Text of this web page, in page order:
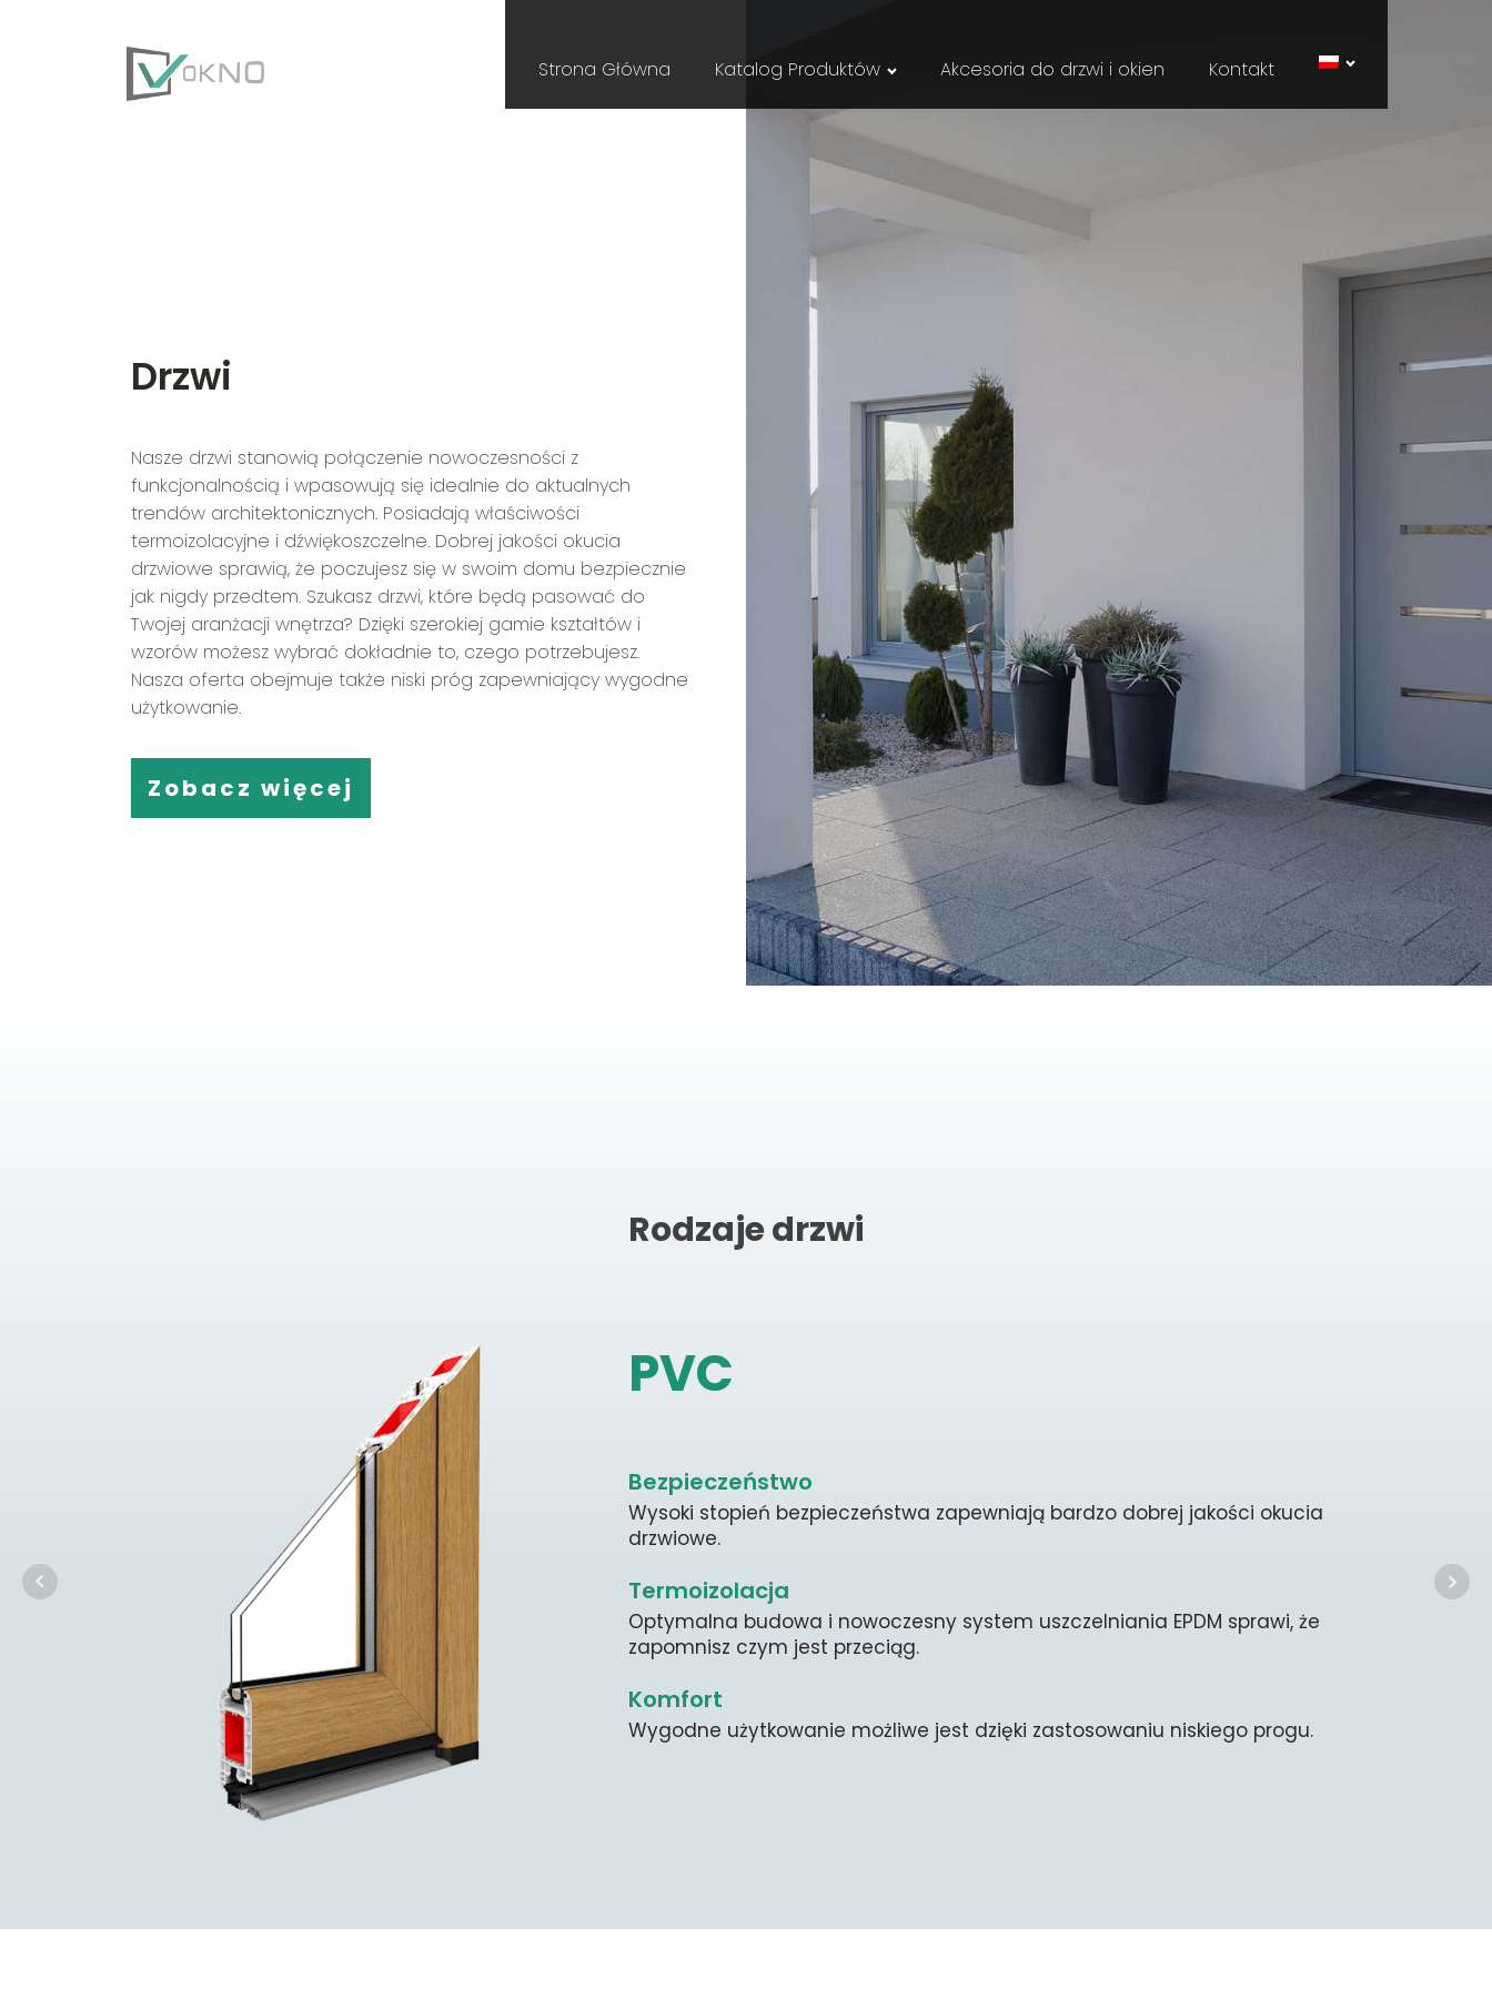
Strona Główna Katalog Produktów Akcesoria do drzwi i okien Kontakt
Drzwi
Nasze drzwi stanowią połączenie nowoczesności z
funkcjonalnością i wpasowują się idealnie do aktualnych
trendów architektonicznych. Posiadają właściwości
termoizolacyjne i dźwiękoszczelne. Dobrej jakości okucia
drzwiowe sprawią, że poczujesz się w swoim domu bezpiecznie
jak nigdy przedtem. Szukasz drzwi, które będą pasować do
Twojej aranżacji wnętrza? Dzięki szerokiej gamie kształtów i
wzorów możesz wybrać dokładnie to, czego potrzebujesz.
Nasza oferta obejmuje także niski próg zapewniający wygodne
użytkowanie.
Zobacz więcej
Rodzaje drzwi
PVC
Bezpieczeństwo
Wysoki stopień bezpieczeństwa zapewniają bardzo dobrej jakości okucia
drzwiowe.
Termoizolacja
Optymalna budowa i nowoczesny system uszczelniania EPDM sprawi, że
zapomnisz czym jest przeciąg.
Komfort
Wygodne użytkowanie możliwe jest dzięki zastosowaniu niskiego progu.